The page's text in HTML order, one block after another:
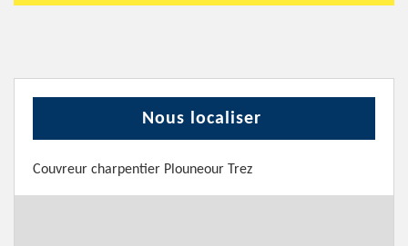
Nous localiser
Couvreur charpentier Plouneour Trez